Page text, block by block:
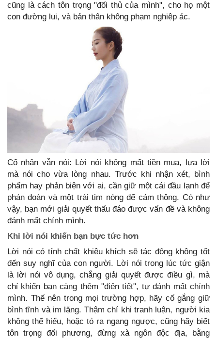
cũng là cách tôn trọng "đối thủ của mình", cho họ một
con đường lui, và bản thân không phạm nghiệp ác.
Cố nhân vẫn nói: Lời nói không mất tiền mua, lựa lời
mà nói cho vừa lòng nhau. Trước khi nhận xét, bình
phẩm hay phản biện với ai, cần giữ một cái đầu lạnh để
phán đoán và một trái tim nóng để cảm thông. Có như
vậy, bạn mới giải quyết thấu đáo được vấn đề và không
đánh mất chính mình.
Khi lời nói khiến bạn bực tức hơn
Lời nói có tính chất khiêu khích sẽ tác động không tốt
đến suy nghĩ của con người. Lời nói trong lúc tức giận
là lời nói vô dụng, chẳng giải quyết được điều gì, mà
chỉ khiến bạn càng thêm "điên tiết", tự đánh mất chính
mình. Thế nên trong mọi trường hợp, hãy cố gắng giữ
bình tĩnh và im lặng. Thậm chí khi tranh luận, người kia
không thể hiểu, hoặc tỏ ra ngang ngược, cũng hãy biết
tôn trọng đối phương, đừng xà ngôn độc địa, bằng